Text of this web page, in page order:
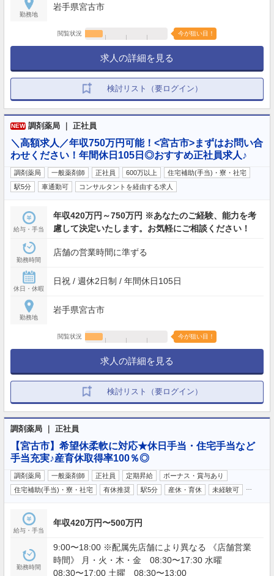
勤務地
岩手県宮古市
閲覧状況 今が狙い目！
求人の詳細を見る
検討リスト（要ログイン）
NEW 調剤薬局 ｜ 正社員
＼高額求人／年収750万円可能！<宮古市>まずはお問い合
わせください！年間休日105日◎おすすめ正社員求人♪
調剤薬局 一般薬剤師 正社員 600万以上
住宅補助(手当)・寮・社宅
駅5分
車通勤可 コンサルタントを経由する求人
給与・手当
年収420万円～750万円 ※あなたのご経験、能力を考
慮して決定いたします。お気軽にご相談ください！
勤務時間
店舗の営業時間に準ずる
休日・休暇
日祝 / 週休2日制 / 年間休日105日
勤務地
岩手県宮古市
閲覧状況 今が狙い目！
求人の詳細を見る
検討リスト（要ログイン）
調剤薬局 ｜ 正社員
【宮古市】希望休柔軟に対応★休日手当・住宅手当など
手当充実♪産育休取得率100％◎
調剤薬局 一般薬剤師 正社員 定期昇給
ボーナス・賞与あり
住宅補助(手当)・寮・社宅
有休推奨 駅5分 産休・育休 未経験可
給与・手当
年収420万円〜500万円
勤務時間
9:00〜18:00 ※配属先店舗により異なる 《店舗営業
時間》 月・火・木・金 08:30〜17:30 水曜
08:30〜17:00 土曜 08:30〜13:00